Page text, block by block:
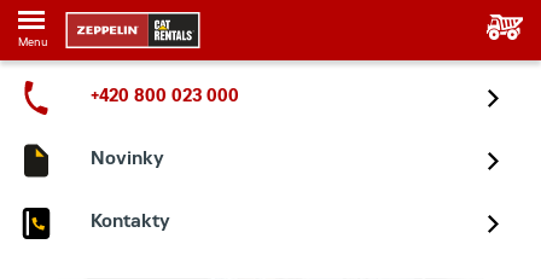
Menu
+420 800 023 000
Novinky
Kontakty